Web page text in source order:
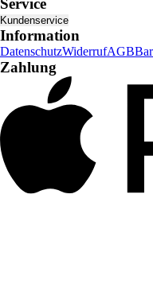
Kundenservice
Information
DatenschutzWiderrufAGB
Zahlung